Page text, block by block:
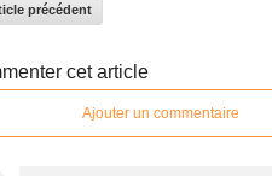
précédent
cet article
Ajouter un commentaire